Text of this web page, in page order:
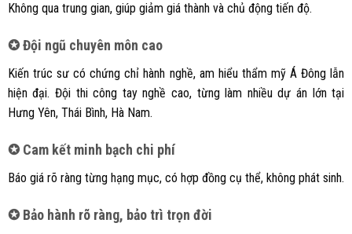
Không qua trung gian, giúp giảm giá thành và chủ động tiến độ.
✪ Đội ngũ chuyên môn cao
Kiến trúc sư có chứng chỉ hành nghề, am hiểu thẩm mỹ Á Đông lẫn
hiện đại. Đội thi công tay nghề cao, từng làm nhiều dự án lớn tại
Hưng Yên, Thái Bình, Hà Nam.
✪ Cam kết minh bạch chi phí
Báo giá rõ ràng từng hạng mục, có hợp đồng cụ thể, không phát sinh.
✪ Bảo hành rõ ràng, bảo trì trọn đời